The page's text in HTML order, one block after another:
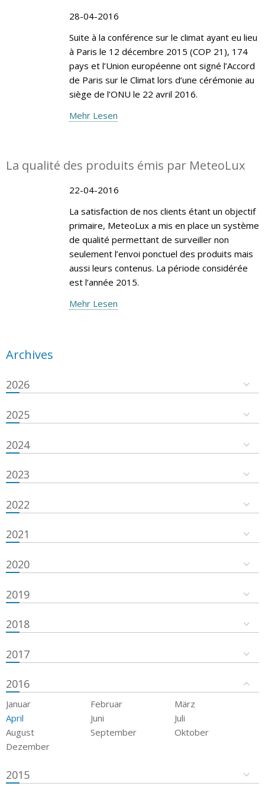
28-04-2016
Suite à la conférence sur le climat ayant eu lieu
à Paris le 12 décembre 2015 (COP 21), 174
pays et l’Union européenne ont signé l’Accord
de Paris sur le Climat lors d’une cérémonie au
siège de l’ONU le 22 avril 2016.
Mehr Lesen
La qualité des produits émis par MeteoLux
22-04-2016
La satisfaction de nos clients étant un objectif
primaire, MeteoLux a mis en place un système
de qualité permettant de surveiller non
seulement l’envoi ponctuel des produits mais
aussi leurs contenus. La période considérée
est l’année 2015.
Mehr Lesen
Archives
2026
2025
2024
2023
2022
2021
2020
2019
2018
2017
2016
Januar Februar
März
April
Juni
Juli
August
September
Oktober
Dezember
2015